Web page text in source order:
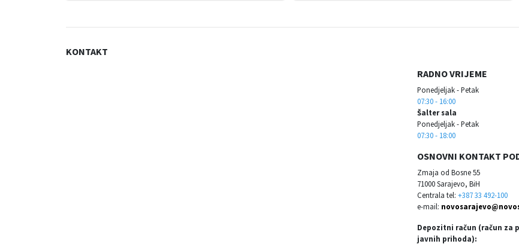
KONTAKT
RADNO VRIJEME
Ponedjeljak - Petak
07:30 - 16:00
Šalter sala
Ponedjeljak - Petak
07:30 - 18:00
OSNOVNI KONTAKT
Zmaja od Bosne 55
71000 Sarajevo, BiH
Centrala tel: +387 33 492-100
e-mail:
Depozitni račun (račun za
javnih prihoda):